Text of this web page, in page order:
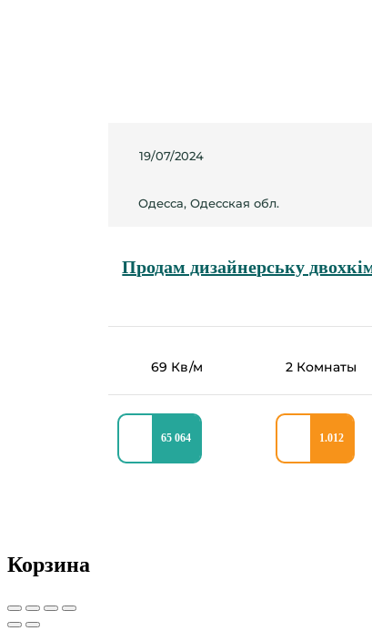
19/07/2024
Одесса, Одесская обл.
Продам дизайнерську
69 Кв/м 2 Комнаты
65 064 1.012
Корзина